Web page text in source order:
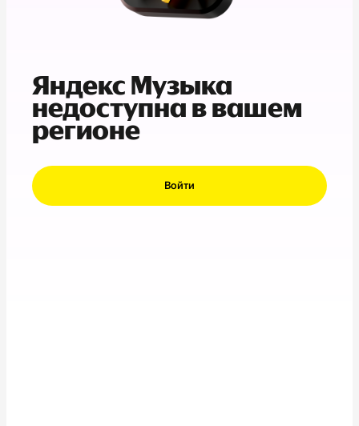
Яндекс Музыка
недоступна в вашем
регионе
Войти